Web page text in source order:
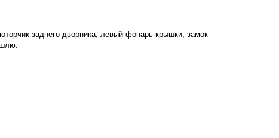
заднего дворника, левый фонарь крышки, замок